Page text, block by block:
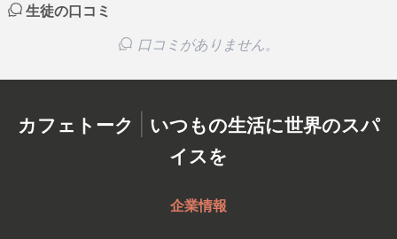
生徒の口コミ
口コミがありません。
カフェトーク | いつもの生活に世界のスパ
イスを
企業情報